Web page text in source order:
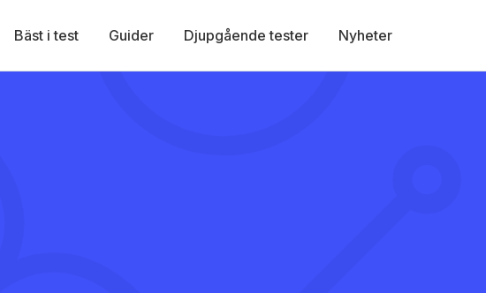
Bäst i test Guider Djupgående tester Nyheter